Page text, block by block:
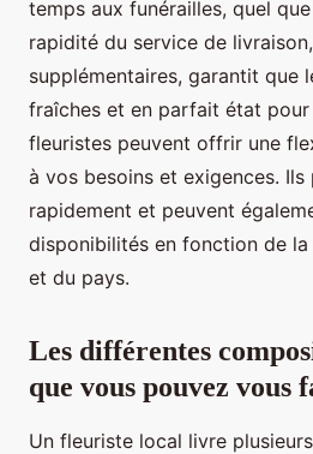
temps aux funérailles, quel
rapidité du service de
supplémentaires, garantit que
fraîches et en parfait état pour
fleuristes peuvent offrir une
à vos besoins et exigences.
rapidement et peuvent
disponibilités en fonction de la
et du pays.
Les différentes
que vous pouvez
Un fleuriste local livre